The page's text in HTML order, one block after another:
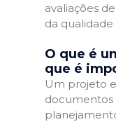
avaliações
da
O que é
que é
Um projeto
documentos